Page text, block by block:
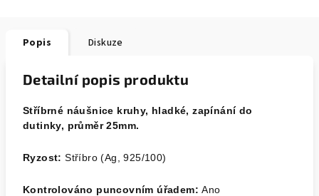
Popis Diskuze
Detailní popis produktu
Stříbrné náušnice kruhy, hladké, zapínání do
dutinky, průměr 25mm.
Ryzost:Stříbro (Ag, 925/100)
Kontrolováno puncovním úřadem:Ano